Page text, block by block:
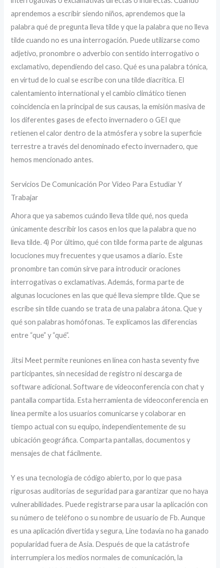
aprendemos a escribir siendo niños, aprendemos que la
palabra qué de pregunta lleva tilde y que la palabra que no lleva
tilde cuando no es una interrogación. Puede utilizarse como
adjetivo, pronombre o adverbio con sentido interrogativo o
exclamativo, dependiendo del caso. Qué es una palabra tónica,
en virtud de lo cual se escribe con una tilde diacrítica. El
calentamiento international y el cambio climático tienen
coincidencia en la principal de sus causas, la emisión masiva de
los diferentes gases de efecto invernadero o GEI que
retienen el calor dentro de la atmósfera y sobre la superficie
terrestre a través del denominado efecto invernadero, que
hemos mencionado antes.
Servicios De Comunicación Por Video Para Estudiar Y
Trabajar
Ahora que ya sabemos cuándo lleva tilde qué, nos queda
únicamente describir los casos en los que la palabra que no
lleva tilde. 4) Por último, qué con tilde forma parte de algunas
locuciones muy frecuentes y que usamos a diario. Este
pronombre tan común sirve para introducir oraciones
interrogativas o exclamativas. Además, forma parte de
algunas locuciones en las que qué lleva siempre tilde. Que se
escribe sin tilde cuando se trata de una palabra átona. Que y
qué son palabras homófonas. Te explicamos las diferencias
entre “que” y “qué”.
Jitsi Meet permite reuniones en línea con hasta seventy five
participantes, sin necesidad de registro ni descarga de
software adicional. Software de videoconferencia con chat y
pantalla compartida. Esta herramienta de videoconferencia en
línea permite a los usuarios comunicarse y colaborar en
tiempo actual con su equipo, independientemente de su
ubicación geográfica. Comparta pantallas, documentos y
mensajes de chat fácilmente.
Y es una tecnología de código abierto, por lo que pasa
rigurosas auditorías de seguridad para garantizar que no haya
vulnerabilidades. Puede registrarse para usar la aplicación con
su número de teléfono o su nombre de usuario de Fb. Aunque
es una aplicación divertida y segura, Line todavía no ha ganado
popularidad fuera de Asia. Después de que la catástrofe
interrumpiera los medios normales de comunicación, la